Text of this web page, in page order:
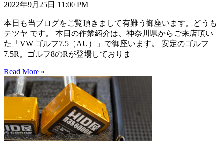
2022年9月25日 11:00 PM
本日も当ブログをご覧頂きまして有難う御座います。どうも
テツヤ です。 本日の作業紹介は、神奈川県からご来店頂い
た「VW ゴルフ7.5（AU）」で御座います。 安定のゴルフ
7.5R。ゴルフ8のRが登場しておりま
Read More »